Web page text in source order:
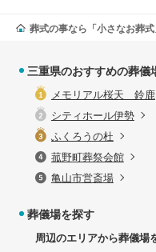
葬式の事なら「小さなお葬式
三重県のおすすめの葬儀
メモリアル桜天 鈴鹿
シティホール伊勢
ふくろうの杜
菰野町葬祭会館
亀山市営斎場
葬儀場を探す
周辺のエリアから葬儀場